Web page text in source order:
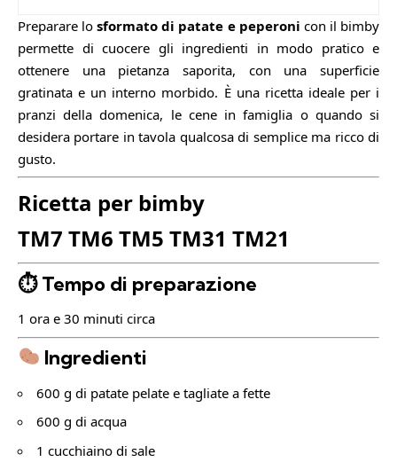
Preparare losformato di patate e peperoni con il bimby
permette di cuocere gli ingredienti in modo pratico e
ottenere una pietanza saporita, con una superficie
gratinata e un interno morbido. È una ricetta ideale per i
pranzi della domenica, le cene in famiglia o quando si
desidera portare in tavola qualcosa di semplice ma ricco di
gusto.
Ricetta per bimby
TM7 TM6 TM5 TM31 TM21
⏱ Tempo di preparazione
1 ora e 30 minuti circa
Ingredienti
600 g di patate pelate e tagliate a fette
600 g di acqua
1 cucchiaino di sale